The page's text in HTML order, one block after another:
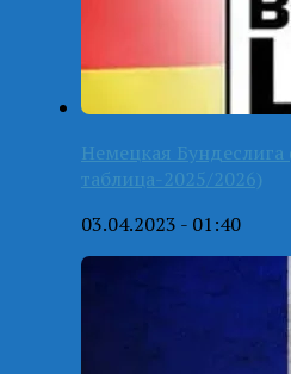
Немецкая Бундеслига
таблица-2025/2026)
03.04.2023 - 01:40